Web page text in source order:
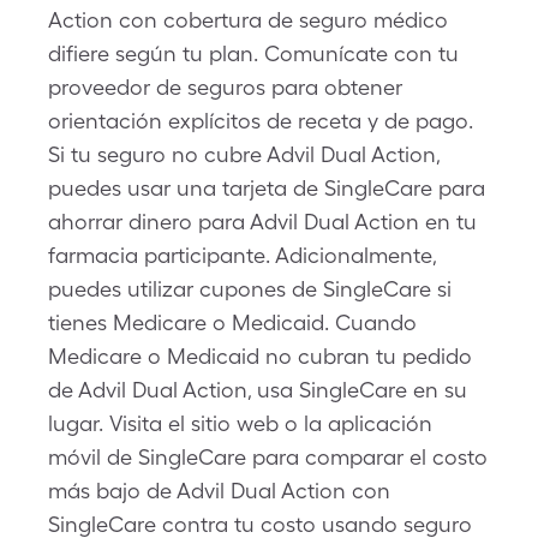
Action con cobertura de seguro médico
difiere según tu plan. Comunícate con tu
proveedor de seguros para obtener
orientación explícitos de receta y de pago.
Si tu seguro no cubre Advil Dual Action,
puedes usar una tarjeta de SingleCare para
ahorrar dinero para Advil Dual Action en tu
farmacia participante. Adicionalmente,
puedes utilizar cupones de SingleCare si
tienes Medicare o Medicaid. Cuando
Medicare o Medicaid no cubran tu pedido
de Advil Dual Action, usa SingleCare en su
lugar. Visita el sitio web o la aplicación
móvil de SingleCare para comparar el costo
más bajo de Advil Dual Action con
SingleCare contra tu costo usando seguro